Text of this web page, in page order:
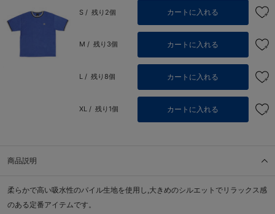
S / 残り2個 カートに入れる
M / 残り3個 カートに入れる
L / 残り8個 カートに入れる
XL / 残り1個 カートに入れる
商品説明
柔らかで高い吸水性のパイル生地を使用し,大きめのシルエットでリラックス感
のある定番アイテムです。